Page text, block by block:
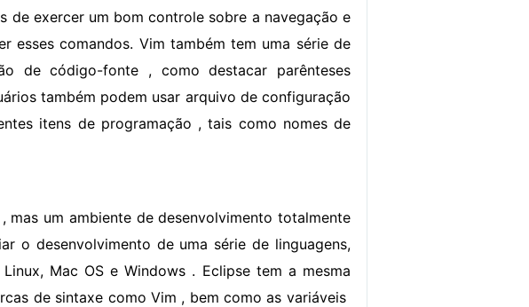
de exercer um bom controle sobre a navegação e
esses comandos. Vim também tem uma série de
de código-fonte , como destacar parênteses
também podem usar arquivo de configuração
itens de programação , tais como nomes de
um ambiente de desenvolvimento totalmente
o desenvolvimento de uma série de linguagens,
Mac OS e Windows . Eclipse tem a mesma
de sintaxe como Vim , bem como as variáveis